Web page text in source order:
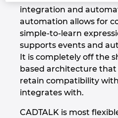
integration and
automation allows for
simple-to-learn
supports events and
It is completely off the
based architecture
retain compatibility
integrates with.
CADTALK is most
China Taiwan
Colombia
Croatia
Czech Republic
Denmark